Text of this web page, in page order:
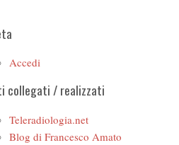
Accedi
collegati / realizzati
Teleradiologia.net
Blog di Francesco Amato